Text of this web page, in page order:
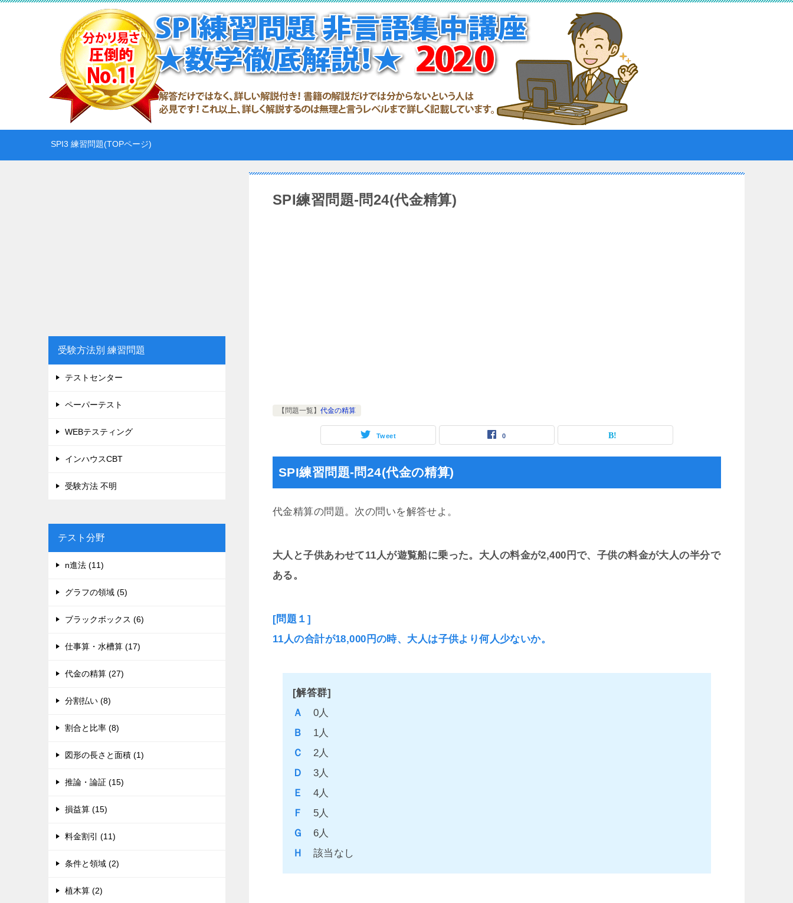
SPI3 練習問題(TOPページ)
SPI練習問題-問24(代金精算)
【問題一覧】 代金の精算
Tweet 0
SPI練習問題-問24(代金の精算)
代金精算の問題。次の問いを解答せよ。
大人と子供あわせて11人が遊覧船に乗った。大人の料金が2,400円で、子供の料金が大人の半分で
ある。
[問題１]
11人の合計が18,000円の時、大人は子供より何人少ないか。
[解答群]
Ａ
0人
Ｂ
1人
Ｃ
2人
Ｄ
3人
Ｅ
4人
Ｆ
5人
Ｇ
6人
Ｈ
該当なし
受験方法別 練習問題
テストセンター
ペーパーテスト
WEBテスティング
インハウスCBT
受験方法 不明
テスト分野
n進法 (11)
グラフの領域 (5)
ブラックボックス (6)
仕事算・水槽算 (17)
代金の精算 (27)
分割払い (8)
割合と比率 (8)
図形の長さと面積 (1)
推論・論証 (15)
損益算 (15)
料金割引 (11)
条件と領域 (2)
植木算 (2)